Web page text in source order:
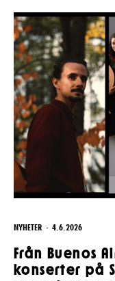
NYHETER 4.6.2026
Från Buenos
konserter på